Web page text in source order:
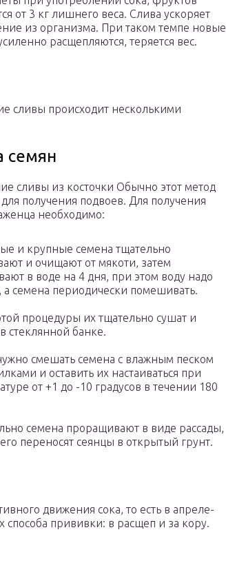
от 3 кг лишнего веса. Слива ускоряет
из организма. При таком темпе новые
расщепляются, теряется вес.
сливы происходит несколькими
семян
сливы из косточки Обычно этот метод
получения подвоев. Для получения
необходимо:
и крупные семена тщательно
и очищают от мякоти, затем
в воде на 4 дня, при этом воду надо
а семена периодически помешивать.
процедуры их тщательно сушат и
стеклянной банке.
смешать семена с влажным песком
и оставить их настаиваться при
от +1 до -10 градусов в течении 180
семена проращивают в виде рассады,
переносят сеянцы в открытый грунт.
движения сока, то есть в апреле-
прививки: в расщеп и за кору.